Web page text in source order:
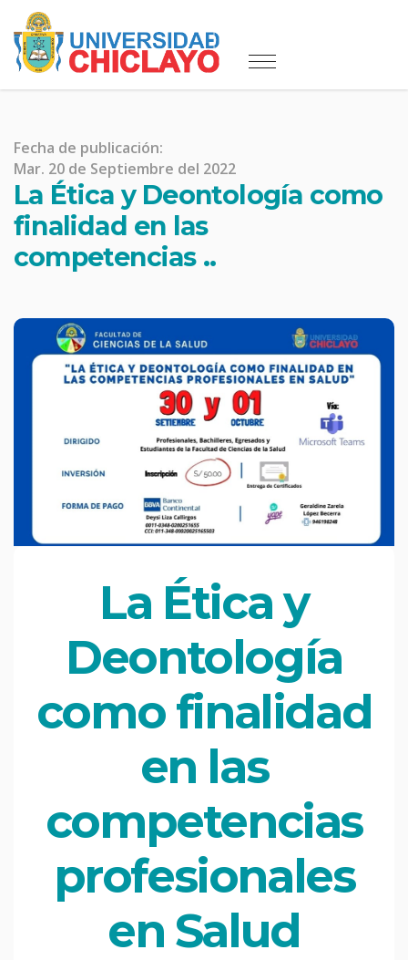
Fecha de publicación:
Mar. 20 de Septiembre del 2022
La Ética y Deontología como
finalidad en las
competencias ..
La Ética y
Deontología
como finalidad
en las
competencias
profesionales
en Salud